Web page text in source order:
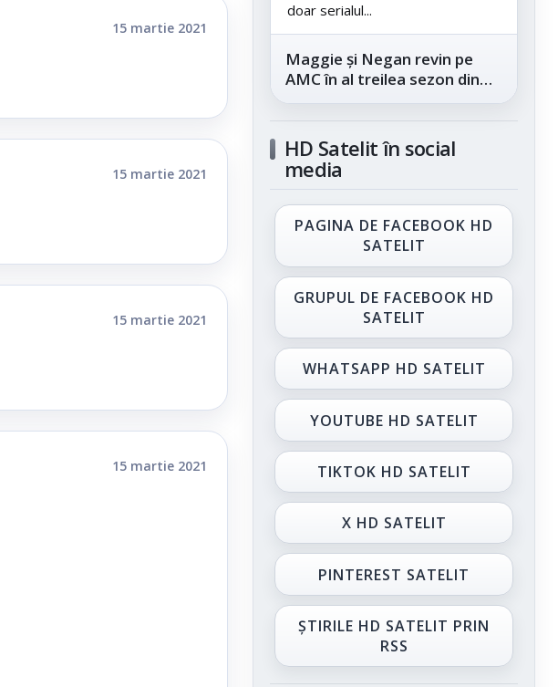
15 martie 2021
15 martie 2021
15 martie 2021
15 martie 2021
doar serialul...
Maggie și Negan revin pe
AMC în al treilea sezon din
„The Walking Dead: Dead
HD Satelit în social
media
PAGINA DE FACEBOOK HD
SATELIT
GRUPUL DE FACEBOOK HD
SATELIT
WHATSAPP HD SATELIT
YOUTUBE HD SATELIT
TIKTOK HD SATELIT
X HD SATELIT
PINTEREST SATELIT
ȘTIRILE HD SATELIT PRIN
RSS